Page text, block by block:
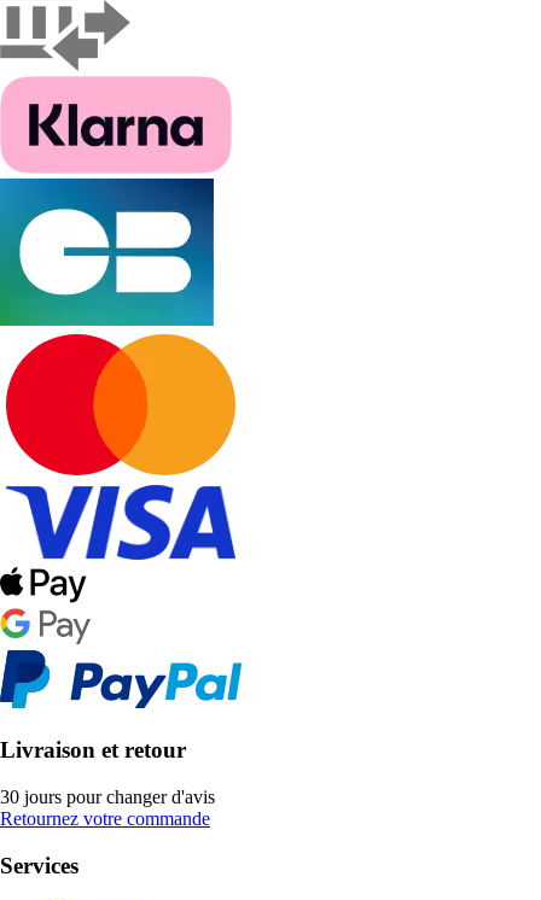
Livraison et retour
30 jours pour changer d'avis
Retournez votre commande
Services